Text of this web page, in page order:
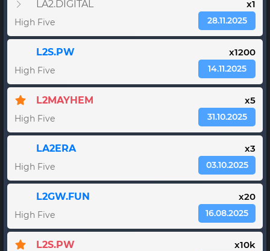
LA2.DIGITAL x1
High Five 28.11.2025
L2S.PW x1200
High Five 14.11.2025
L2MAYHEM x5
High Five 31.10.2025
LA2ERA x3
High Five 03.10.2025
L2GW.FUN x20
High Five 16.08.2025
L2S.PW x10k